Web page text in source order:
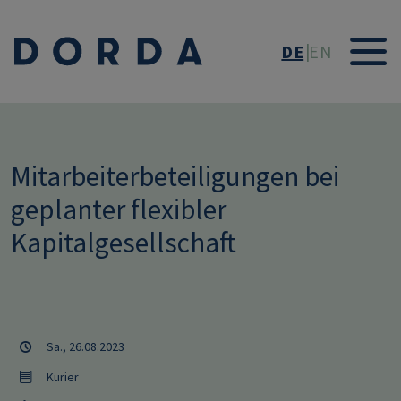
DE EN
Mitarbeiterbeteiligungen bei
geplanter flexibler
Kapitalgesellschaft
Sa., 26.08.2023
Kurier